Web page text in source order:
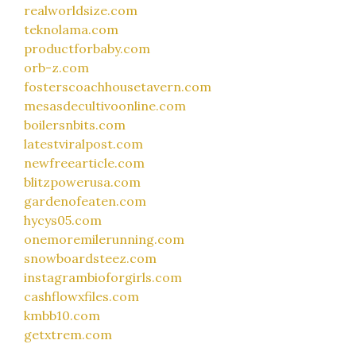
realworldsize.com
teknolama.com
productforbaby.com
orb-z.com
fosterscoachhousetavern.com
mesasdecultivoonline.com
boilersnbits.com
latestviralpost.com
newfreearticle.com
blitzpowerusa.com
gardenofeaten.com
hycys05.com
onemoremilerunning.com
snowboardsteez.com
instagrambioforgirls.com
cashflowxfiles.com
kmbb10.com
getxtrem.com